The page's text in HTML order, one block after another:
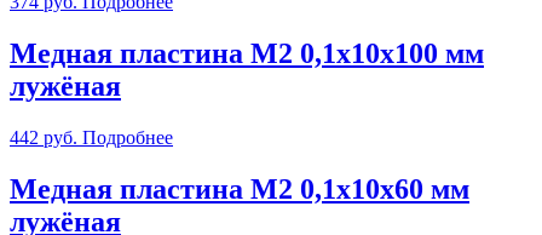
Медная пластина М2 0,1х10х100 мм
лужёная
442 руб. Подробнее
Медная пластина М2 0,1х10х60 мм
лужёная